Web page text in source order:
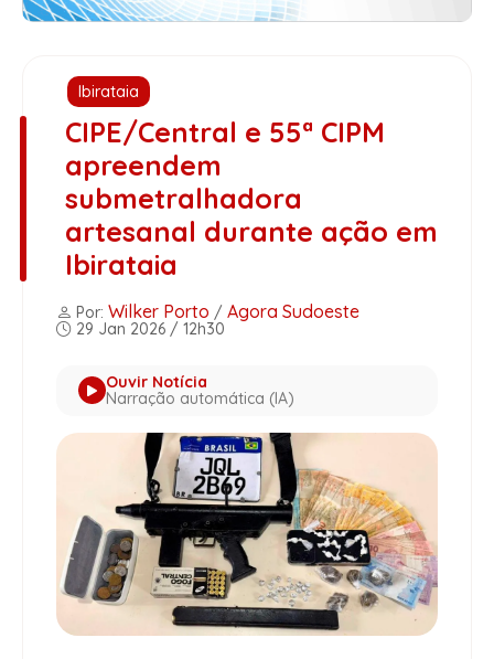
Ibirataia
CIPE/Central e 55ª CIPM
apreendem
submetralhadora
artesanal durante ação em
Ibirataia
Por: Wilker Porto / Agora Sudoeste
29 Jan 2026 / 12h30
Ouvir Notícia
Narração automática (IA)